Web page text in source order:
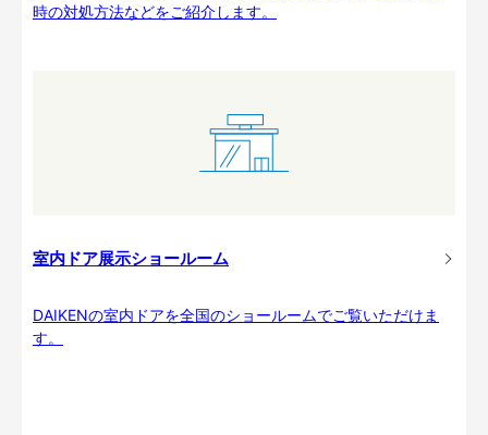
時の対処方法などをご紹介します。
室内ドア展示ショールーム
DAIKENの室内ドアを全国のショールームでご覧いただけま
す。